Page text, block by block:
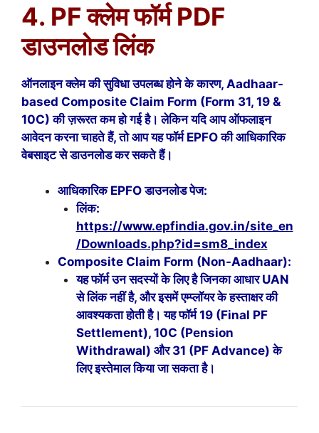
4. PF क्लेम फॉर्म PDF
डाउनलोड लिंक
ऑनलाइन क्लेम की सुविधा उपलब्ध होने के कारण, Aadhaar-
based Composite Claim Form (Form 31, 19 &
10C) की ज़रूरत कम हो गई है। लेकिन यदि आप ऑफलाइन
आवेदन करना चाहते हैं, तो आप यह फॉर्म EPFO की आधिकारिक
वेबसाइट से डाउनलोड कर सकते हैं।
आधिकारिक EPFO डाउनलोड पेज:
लिंक:
https://www.epfindia.gov.in/site_en
/Downloads.php?id=sm8_index
Composite Claim Form (Non-Aadhaar):
यह फॉर्म उन सदस्यों के लिए है जिनका आधार UAN
से लिंक नहीं है, और इसमें एम्प्लॉयर के हस्ताक्षर की
आवश्यकता होती है। यह फॉर्म 19 (Final PF
Settlement), 10C (Pension
Withdrawal) और 31 (PF Advance) के
लिए इस्तेमाल किया जा सकता है।